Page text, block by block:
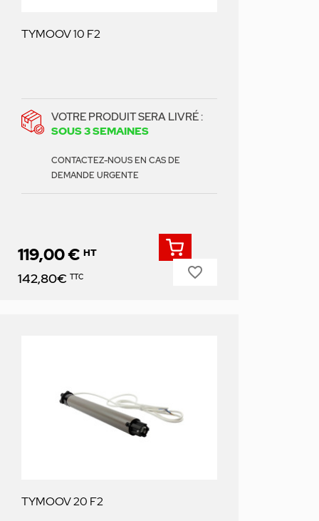
TYMOOV 10 F2
VOTRE PRODUIT SERA LIVRÉ :
SOUS 3 SEMAINES
CONTACTEZ-NOUS EN CAS DE
DEMANDE URGENTE
Prix
119,00 € HT
142,80€ TTC favorite_border
TYMOOV 20 F2